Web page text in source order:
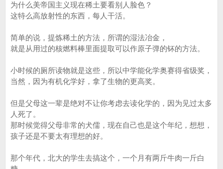
为什么美帝国主义现在稀土要看别人脸色？
这特么高放射性的东西，每人干活。
简单的说，提炼稀土的方法，所谓的湿法冶金，
就是从用过的核燃料棒里面提取可以作原子弹的钚的方法。
小时候的厕所读物就是这些，所以中学能化学奥赛得省级奖，
当然，因为有机化学好，拿了生物的更高奖。
但是父母这一辈是绝对不让你考虑去读化学的，因为见过太多
人死了。
那时候觉得父母非常的犬儒，现在自己也是这个年纪，想想，
孩子还是不要太有理想的好。
那个年代，北大的学生去搞这个，一个月有两斤牛肉一斤白